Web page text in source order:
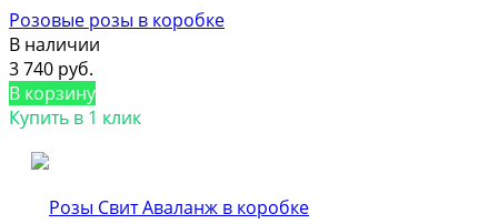
Розовые розы в коробке
В наличии
3 740 руб.
В корзину
Купить в 1 клик